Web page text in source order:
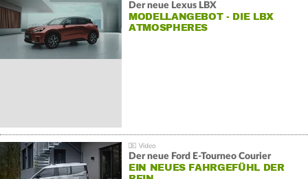
Der neue Lexus LBX
MODELLANGEBOT - DIE LBX
ATMOSPHERES
Der neue Ford E-Tourneo Courier
EIN NEUES FAHRGEFÜHL DER